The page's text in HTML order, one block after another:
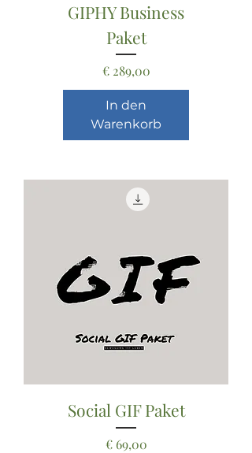
GIPHY Business
Paket
Preis
€ 289,00
In den
Warenkorb
Social GIF Paket
Preis
€ 69,00